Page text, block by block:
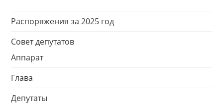
Распоряжения за 2025 год
Совет депутатов
Аппарат
Глава
Депутаты